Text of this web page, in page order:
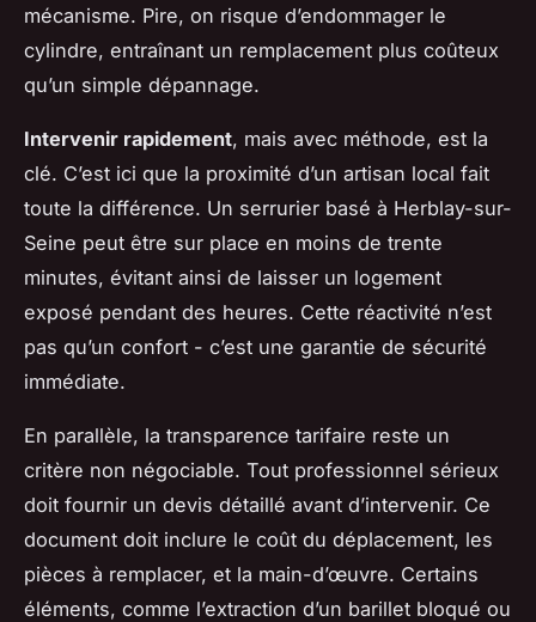
mécanisme. Pire, on risque d’endommager le
cylindre, entraînant un remplacement plus coûteux
qu’un simple dépannage.
Intervenir rapidement, mais avec méthode, est la
clé. C’est ici que la proximité d’un artisan local fait
toute la différence. Un serrurier basé à Herblay-sur-
Seine peut être sur place en moins de trente
minutes, évitant ainsi de laisser un logement
exposé pendant des heures. Cette réactivité n’est
pas qu’un confort - c’est une garantie de sécurité
immédiate.
En parallèle, la transparence tarifaire reste un
critère non négociable. Tout professionnel sérieux
doit fournir un devis détaillé avant d’intervenir. Ce
document doit inclure le coût du déplacement, les
pièces à remplacer, et la main-d’œuvre. Certains
éléments, comme l’extraction d’un barillet bloqué ou